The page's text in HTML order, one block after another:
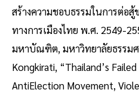
สร้างความชอบธรรมในการต่อ
ทางการเมืองไทย พ.ศ. 2549-
มหาบัณฑิต, มหาวิทยาลัยธรรมศ
Kongkirati, “Thailand’s
AntiElection Movement,